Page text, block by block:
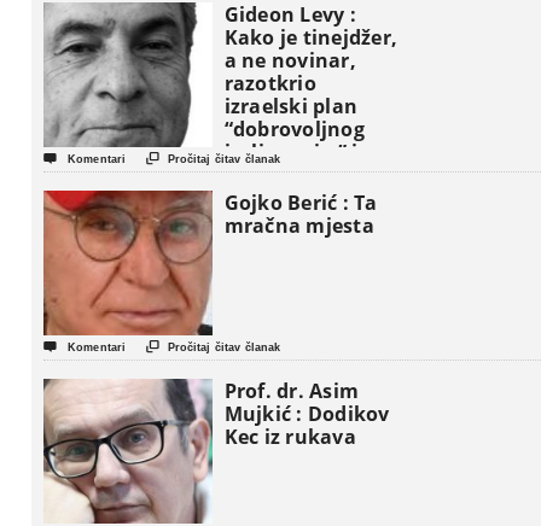
Gideon Levy :
Kako je tinejdžer,
a ne novinar,
razotkrio
izraelski plan
“dobrovoljnog
iseljavanja ” iz
Gaze
 Komentari  Pročitaj čitav članak
Gojko Berić : Ta
mračna mjesta
 Komentari  Pročitaj čitav članak
Prof. dr. Asim
Mujkić : Dodikov
Kec iz rukava